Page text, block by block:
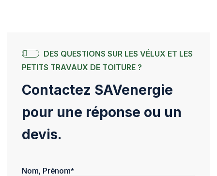
DES QUESTIONS SUR LES VÉLUX ET LES
PETITS TRAVAUX DE TOITURE ?
Contactez SAVenergie
pour une réponse ou un
devis.
Nom, Prénom*